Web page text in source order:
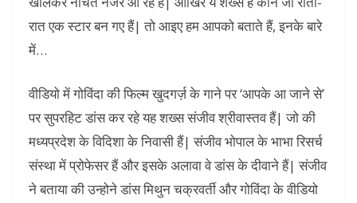
रात एक स्टार बन गए हैं| तो आइए हम आपको बताते हैं, इनके बारे
में…
वीडियो में गोविंदा की फिल्म खुदगर्ज़ के गाने पर ‘आपके आ जाने से’
पर सुपरहिट डांस कर रहे यह शख्स संजीव श्रीवास्तव हैं| जो की
मध्यप्रदेश के विदिशा के निवासी हैं| संजीव भोपाल के भाभा रिसर्च
संस्था में प्रोफेसर हैं और इसके अलावा वे डांस के दीवाने हैं| संजीव
ने बताया की उन्होने डांस मिथुन चक्रवर्ती और गोविंदा के वीडियो